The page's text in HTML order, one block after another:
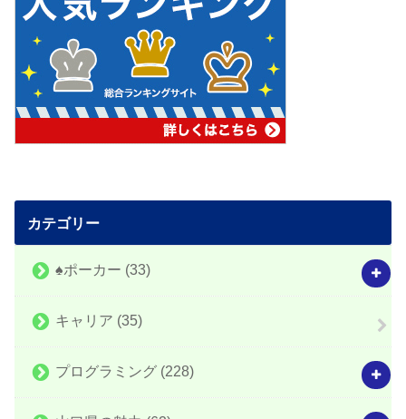
カテゴリー
♠️ポーカー (33)
キャリア (35)
プログラミング (228)